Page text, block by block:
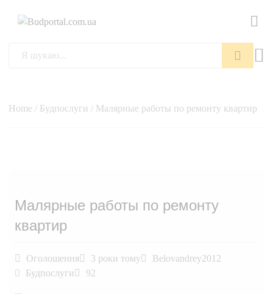
Home / Будпослуги / Малярные работы по ремонту квартир
Малярные работы по ремонту
квартир
Оголошення 3 роки тому
Belovandrey2012
Будпослуги
92